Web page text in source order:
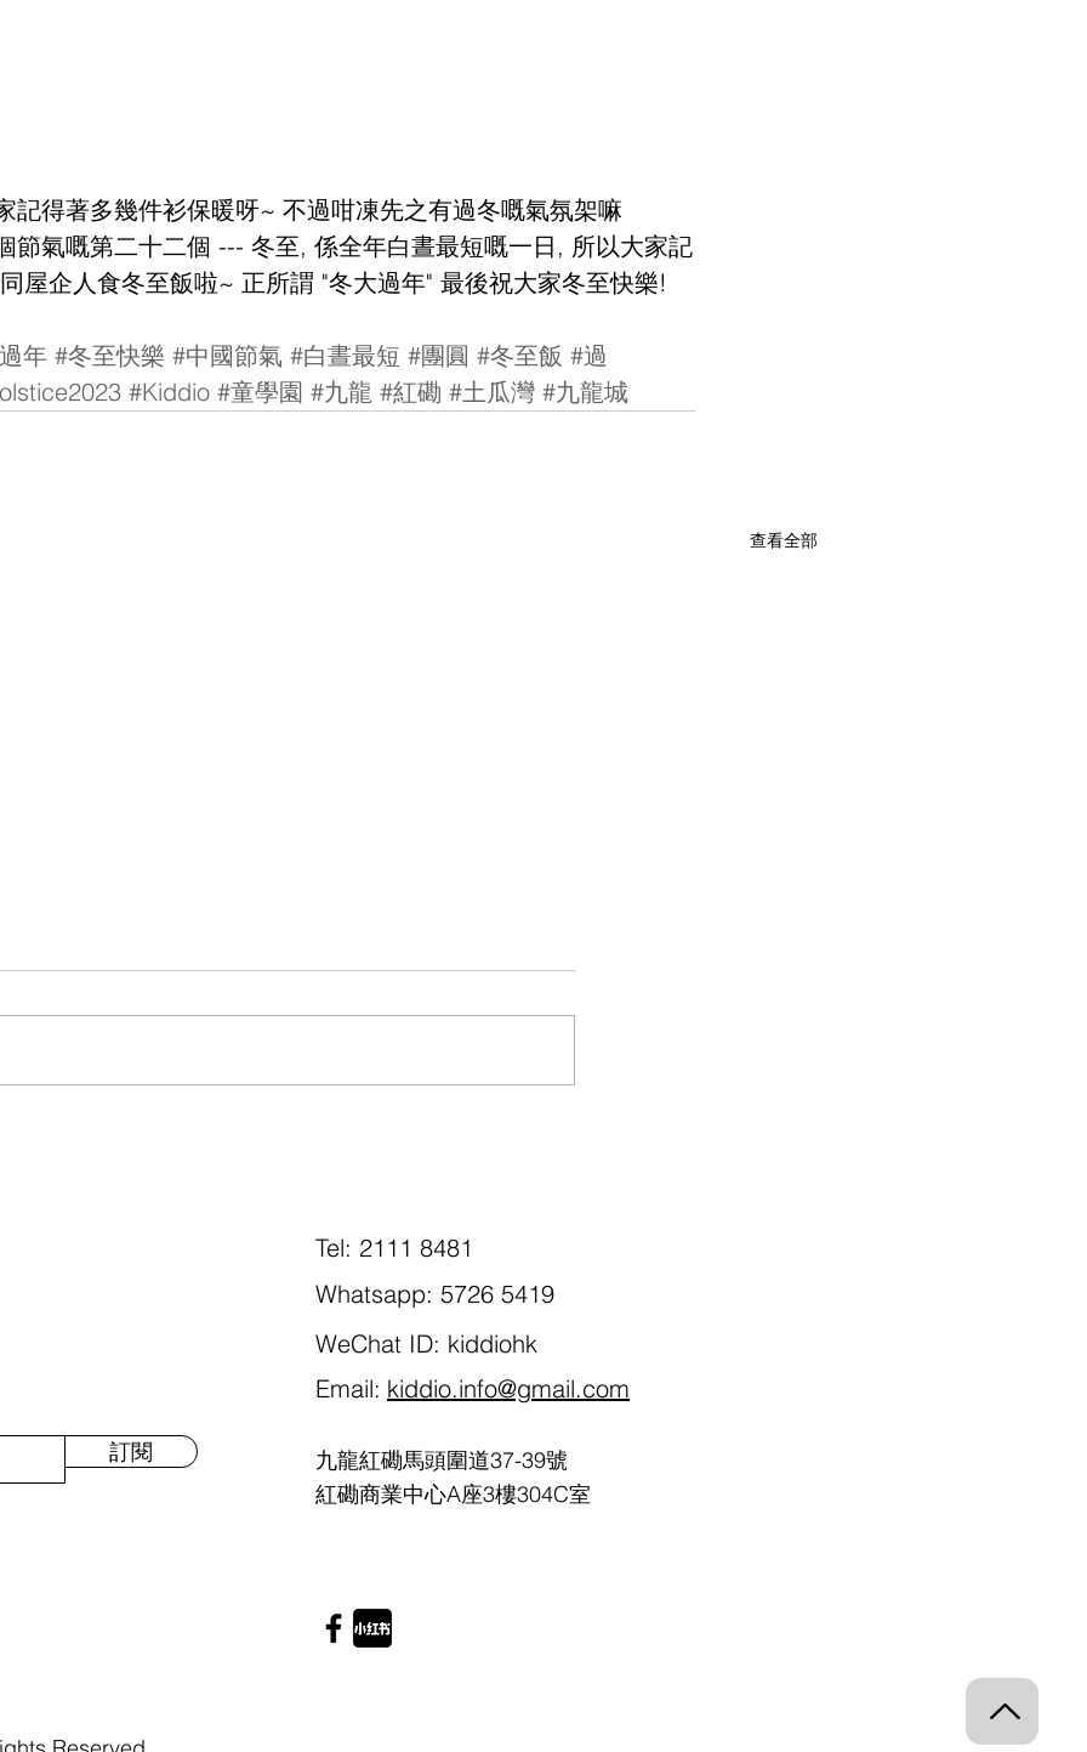
記得著多幾件衫保暖呀~ 不過咁凍先之有過冬嘅氣氛架嘛
節氣嘅第二十二個 --- 冬至, 係全年白晝最短嘅一日, 所以大家記
屋企人食冬至飯啦~ 正所謂 "冬大過年" 最後祝大家冬至快樂!
年 #冬至快樂 #中國節氣 #白晝最短 #團圓 #冬至飯 #過
#Kiddio #童學園 #九龍 #紅磡 #土瓜灣 #九龍城
查看全部
訂閱
Tel: 2111 8481
Whatsapp: 5726 5419
WeChat ID: kiddiohk
Email: kiddio.info@gmail.com
九龍紅磡馬頭圍道37-39號
紅磡商業中心A座3樓304C室